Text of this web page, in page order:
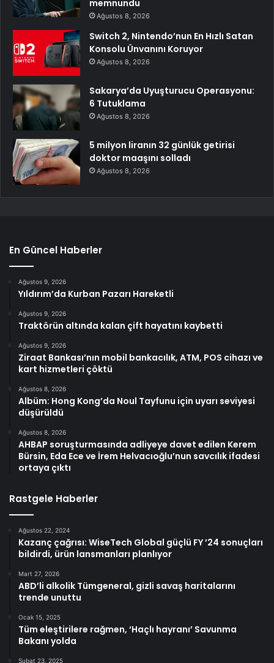
memnundu
Ağustos 8, 2026
Switch 2, Nintendo’nun En Hızlı Satan
Konsolu Ünvanını Koruyor
Ağustos 8, 2026
Sakarya’da Uyuşturucu Operasyonu:
6 Tutuklama
Ağustos 8, 2026
5 milyon liranın 32 günlük getirisi
doktor maaşını solladı
Ağustos 8, 2026
En Güncel Haberler
Ağustos 9, 2026
Yıldırım’da Kurban Pazarı Hareketli
Ağustos 9, 2026
Traktörün altında kalan çift hayatını kaybetti
Ağustos 9, 2026
Ziraat Bankası’nın mobil bankacılık, ATM, POS cihazı ve
kart hizmetleri çöktü
Ağustos 8, 2026
Albüm: Hong Kong’da Noul Tayfunu için uyarı seviyesi
düşürüldü
Ağustos 8, 2026
AHBAP soruşturmasında adliyeye davet edilen Kerem
Bürsin, Eda Ece ve İrem Helvacıoğlu’nun savcılık ifadesi
ortaya çıktı
Rastgele Haberler
Ağustos 22, 2024
Kazanç çağrısı: WiseTech Global güçlü FY ’24 sonuçları
bildirdi, ürün lansmanları planlıyor
Mart 27, 2026
ABD’li alkolik Tümgeneral, gizli savaş haritalarını
trende unuttu
Ocak 15, 2025
Tüm eleştirilere rağmen, ‘Haçlı hayranı’ Savunma
Bakanı yolda
Şubat 23, 2025